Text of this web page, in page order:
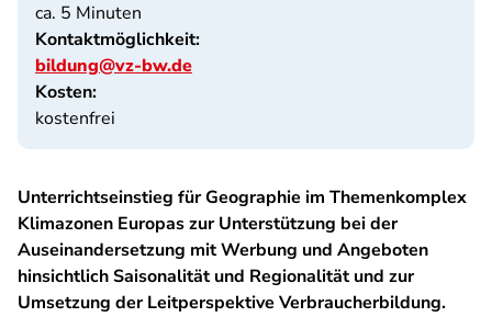
ca. 5 Minuten
Kontaktmöglichkeit:
bildung@vz-bw.de
Kosten:
kostenfrei
Unterrichtseinstieg für Geographie im Themenkomplex
Klimazonen Europas zur Unterstützung bei der
Auseinandersetzung mit Werbung und Angeboten
hinsichtlich Saisonalität und Regionalität und zur
Umsetzung der Leitperspektive Verbraucherbildung.